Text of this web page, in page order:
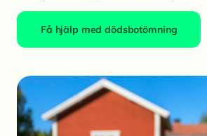
Få hjälp med dödsbotömning